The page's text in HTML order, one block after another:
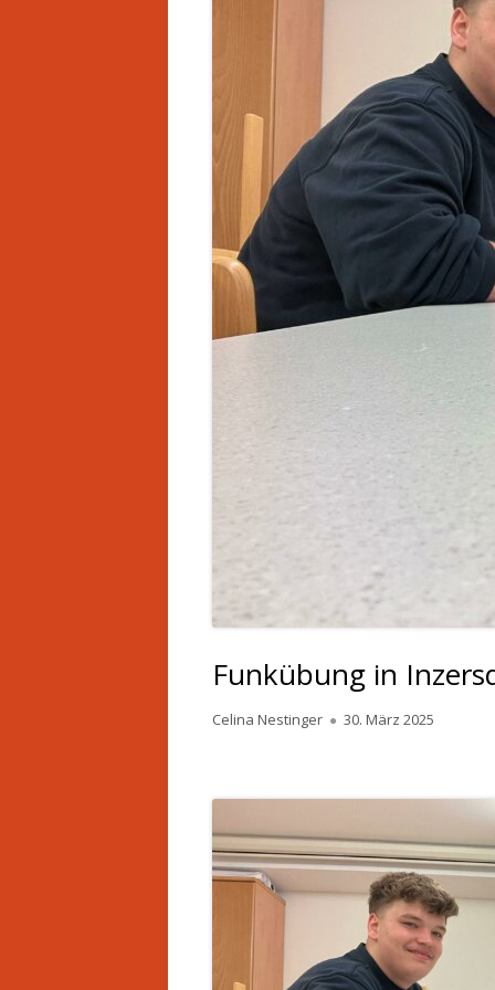
EINSATZGEBIET
AUSBILDUNG
BEWERBE
Funkübung in
Autor
Celina Nestinger
Veröffentlicht
30. März 2025